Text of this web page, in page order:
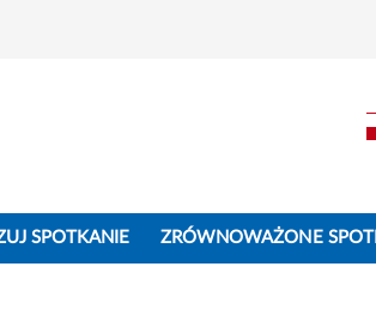
SPOTKANIE ZRÓWNOWAŻONE